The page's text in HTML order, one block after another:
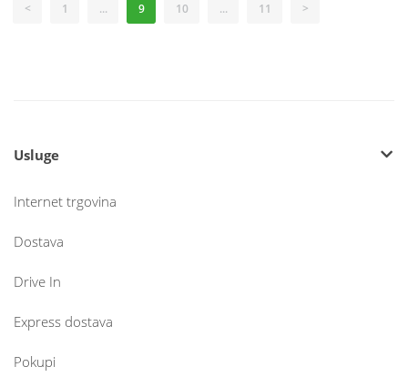
< 1 ... 9 10 ... 11 >
Usluge
Internet trgovina
Dostava
Drive In
Express dostava
Pokupi